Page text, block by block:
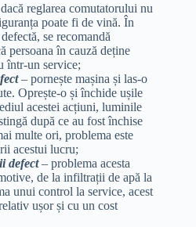
reglarea comutatorului nu
poate fi de vină. În
se recomandă
persoana în cauză deține
într-un service;
– pornește mașina și las-o
Oprește-o și închide ușile
acestei acțiuni, luminile
după ce au fost închise
multe ori, problema este
acestui lucru;
defect– problema acesta
de la infiltrații de apă la
unui control la service, acest
ușor și cu un cost